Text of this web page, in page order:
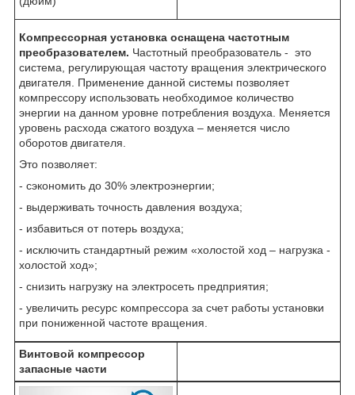
Компрессорная установка оснащена частотным
преобразователем. Частотный преобразователь - это
система, регулирующая частоту вращения электрического
двигателя. Применение данной системы позволяет
компрессору использовать необходимое количество
энергии на данном уровне потребления воздуха. Меняется
уровень расхода сжатого воздуха – меняется число
оборотов двигателя.
Это позволяет:
- сэкономить до 30% электроэнергии;
- выдерживать точность давления воздуха;
- избавиться от потерь воздуха;
- исключить стандартный режим «холостой ход – нагрузка -
холостой ход»;
- снизить нагрузку на электросеть предприятия;
- увеличить ресурс компрессора за счет работы установки
при пониженной частоте вращения.
Винтовой компрессор
запасные части